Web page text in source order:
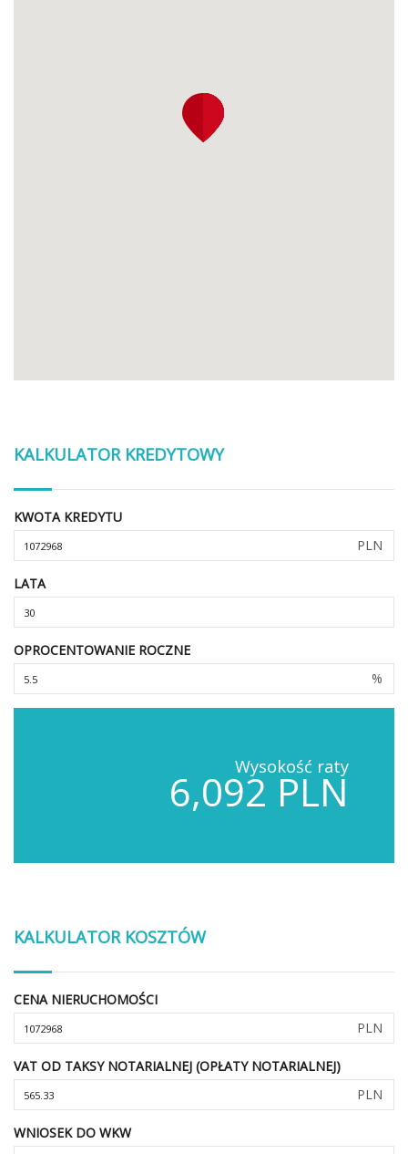
KALKULATOR KREDYTOWY
KWOTA KREDYTU
PLN
LATA
OPROCENTOWANIE ROCZNE
%
Wysokość raty
6,092 PLN
KALKULATOR KOSZTÓW
CENA NIERUCHOMOŚCI
PLN
VAT OD TAKSY NOTARIALNEJ (OPŁATY NOTARIALNEJ)
PLN
WNIOSEK DO WKW